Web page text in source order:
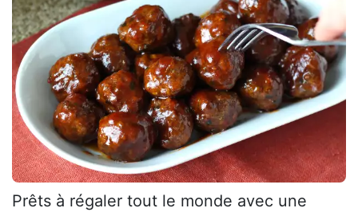
Prêts à régaler tout le monde avec une